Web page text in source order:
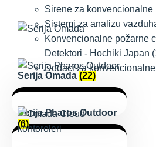
Sirene za konvencionalne
Sistemi za analizu
Konvencionalne požarne
Detektori - Hochiki Japan
Dodaci za
Serija Omada (22)
Serija Pharos Outdoor
(6)